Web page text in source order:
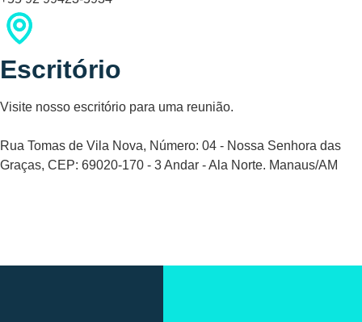
Escritório
Visite nosso escritório para uma reunião.
Rua Tomas de Vila Nova, Número: 04 - Nossa Senhora das
Graças, CEP: 69020-170 - 3 Andar - Ala Norte. Manaus/AM